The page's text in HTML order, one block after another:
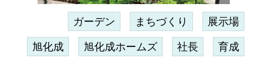
ガーデン まちづくり 展示場
旭化成 旭化成ホームズ 社長 育成